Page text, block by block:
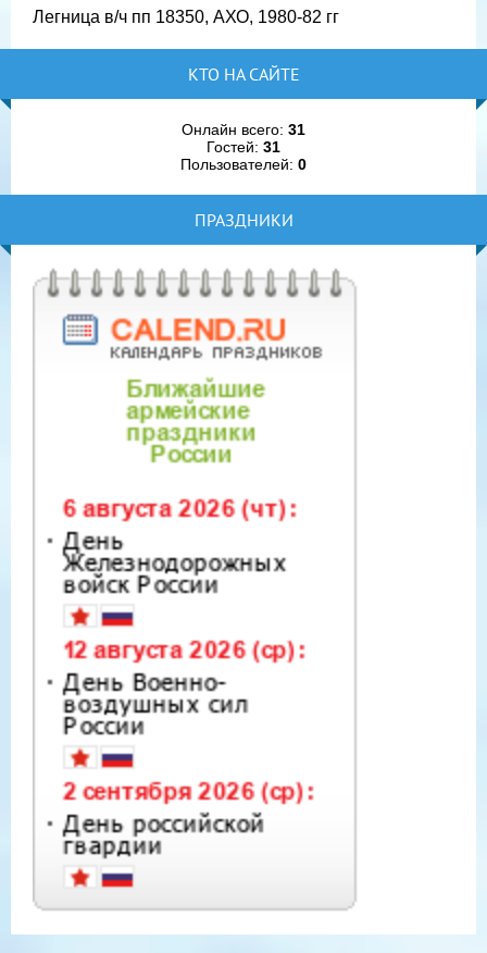
Легница в/ч пп 18350, АХО, 1980-82 гг
КТО НА САЙТЕ
Онлайн всего: 31
Гостей: 31
Пользователей: 0
ПРАЗДНИКИ